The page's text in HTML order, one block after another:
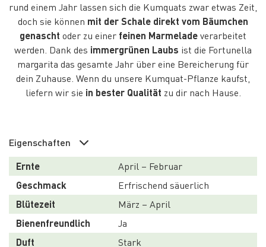
rund einem Jahr lassen sich die Kumquats zwar etwas Zeit,
doch sie können mit der Schale direkt vom Bäumchen
genascht oder zu einer feinen Marmeladeverarbeitet
werden. Dank des immergrünen Laubs ist die Fortunella
margarita das gesamte Jahr über eine Bereicherung für
dein Zuhause. Wenn du unsere Kumquat-Pflanze kaufst,
liefern wir sie in bester Qualität zu dir nach Hause.
Eigenschaften
Ernte
April – Februar
Geschmack
Erfrischend säuerlich
Blütezeit
März – April
Bienenfreundlich
Ja
Duft
Stark